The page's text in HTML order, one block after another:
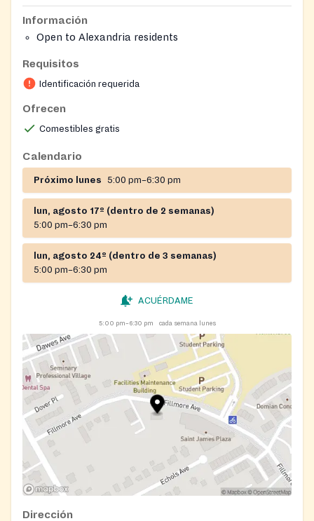
Información
Open to Alexandria residents
Requisitos
Identificación requerida
Ofrecen
Comestibles gratis
Calendario
Próximo lunes 5:00 pm–6:30 pm
lun, agosto 17º (dentro de 2 semanas)
5:00 pm–6:30 pm
lun, agosto 24º (dentro de 3 semanas)
5:00 pm–6:30 pm
ACUÉRDAME
5:00 pm–6:30 pm cada semana lunes
Dirección